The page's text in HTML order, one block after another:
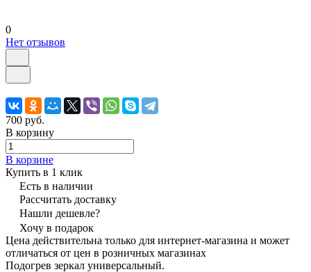
0
Нет отзывов
700 руб.
В корзину
В корзине
Купить в 1 клик
Есть в наличии
Рассчитать доставку
Нашли дешевле?
Хочу в подарок
Цена действительна только для интернет-магазина и может
отличаться от цен в розничных магазинах
Подогрев зеркал универсальный.